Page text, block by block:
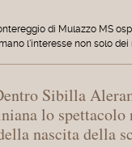
di Mulazzo MS
l'interesse non solo dei
Sibilla
lo spettacolo
nascita della